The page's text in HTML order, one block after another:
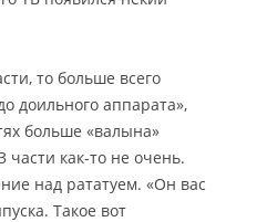
то больше всего
доильного аппарата»,
больше «валына»
части как-то не очень.
над рататуем. «Он вас
Такое вот